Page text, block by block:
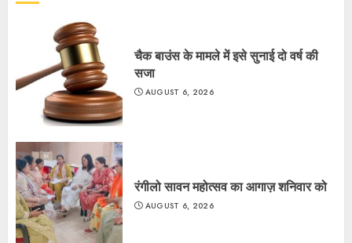
चैक बाउंस के मामले में इसे सुनाई दो वर्ष की
सजा
AUGUST 6, 2026
रंगीलो सावन महोत्सव का आगाज़ शनिवार को
AUGUST 6, 2026